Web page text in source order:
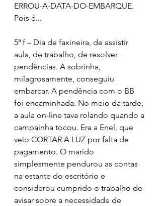
ERROU-A-DATA-DO-EMBARQUE.
Pois é...
5ª f – Dia de faxineira, de assistir
aula, de trabalho, de resolver
pendências. A sobrinha,
milagrosamente, conseguiu
embarcar. A pendência com o BB
foi encaminhada. No meio da tarde,
a aula on-line tava rolando quando a
campainha tocou. Era a Enel, que
veio CORTAR A LUZ por falta de
pagamento. O marido
simplesmente pendurou as contas
na estante do escritório e
considerou cumprido o trabalho de
avisar sobre a necessidade de